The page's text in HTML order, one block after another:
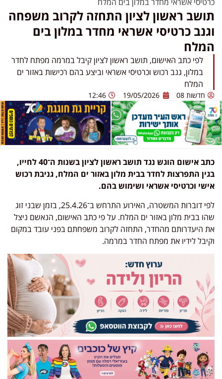
תושב ראשון לציון התחזה לקרוב משפחה
וגנב כרטיסי אשראי מחדר במלון בים
המלח
לפי כתב האישום, תושב ראשון לציון קיבל במרמה מפתח לחדר
במלון, גנב רכוש וכרטיסי אשראי וביצע בהם רכישות באזור ים
המלח
חדשות 08 19/05/2026
12:46
כתב אישום הוגש נגד תושב ראשון לציון בשנות ה־40 לחייו,
בגין התפרצות לחדר בבית מלון באזור ים המלח, גניבת רכוש
אישי וכרטיסי אשראי ושימוש בהם.
לפי דוברות המשטרה, האירוע התרחש ב־25.4.26, בזמן שבני זוג
שהו בבית מלון באזור ים המלח. על פי כתב האישום, הנאשם ניצל
את היעדרותם מהחדר, התחזה לקרוב משפחתם בפני עובד במקום
וקיבל לידיו את מפתח החדר במרמה.